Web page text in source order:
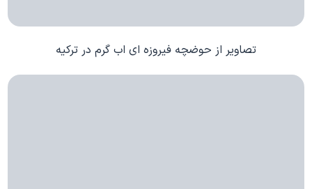
تصاویر از حوضچه فیروزه ای اب گرم در ترکیه